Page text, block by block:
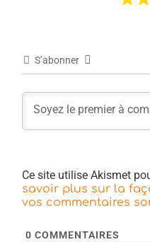
S’abonner
Ce site utilise Akismet
savoir plus sur la
vos commentaires
0 COMMENTAIRES